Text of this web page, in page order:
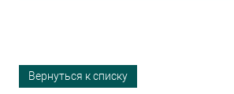
Вернуться к списку